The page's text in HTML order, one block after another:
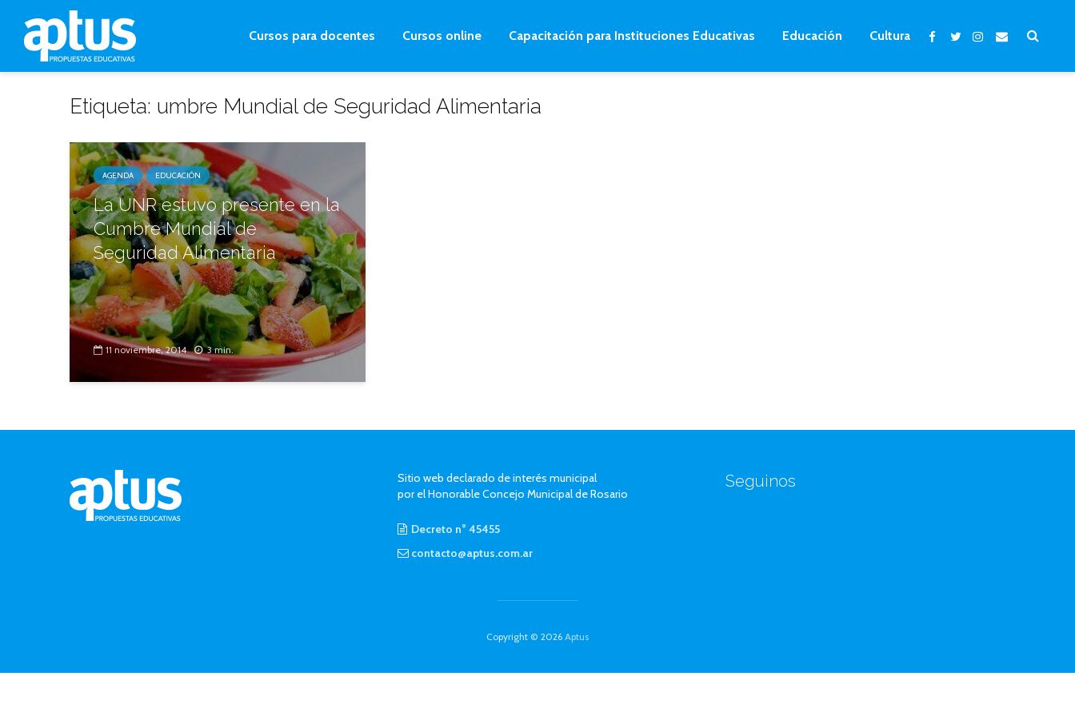
Cursos para docentes Cursos online Capacitación para Instituciones Educativas Educación Cultura
Etiqueta: umbre Mundial de Seguridad Alimentaria
AGENDA EDUCACIÓN
La UNR estuvo presente en la
Cumbre Mundial de
Seguridad Alimentaria
11 noviembre, 2014 3 min.
Sitio web declarado de interés municipal
por el Honorable Concejo Municipal de Rosario
Decreto n° 45455
contacto@aptus.com.ar
Seguinos
Copyright © 2026 Aptus